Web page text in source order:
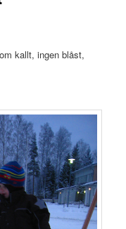
kallt, ingen blåst,